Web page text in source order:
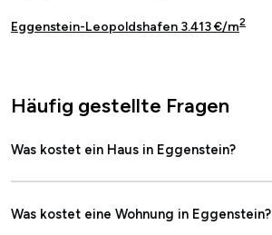
Eggenstein-Leopoldshafen 3.413 €/m2
Häufig gestellte Fragen
Was kostet ein Haus in Eggenstein?
Was kostet eine Wohnung in Eggenstein?